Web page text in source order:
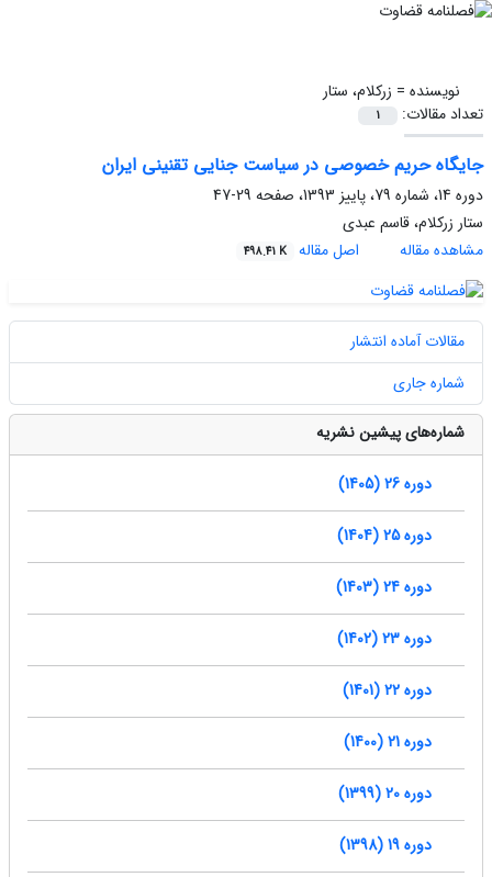
نویسنده = زرکلام، ستار
تعداد مقالات:
1
جایگاه حریم خصوصی در سیاست جنایی تقنینی ایران
دوره 14، شماره 79، پاییز 1393، صفحه
29-47
ستار زرکلام، قاسم عبدی
مشاهده مقاله
اصل مقاله 498.41 K
مقالات آماده انتشار
شماره جاری
شماره‌های پیشین نشریه
دوره 26 (1405)
دوره 25 (1404)
دوره 24 (1403)
دوره 23 (1402)
دوره 22 (1401)
دوره 21 (1400)
دوره 20 (1399)
دوره 19 (1398)